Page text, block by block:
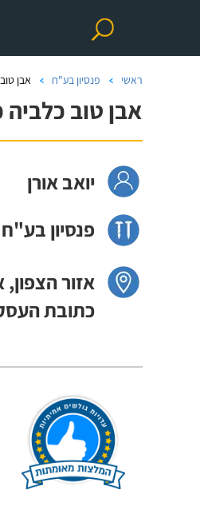
ראשי פנסיון בע"ח אבן
אבן טוב
יואב אורן
פנסיון בע"ח
אזור
כתובת העסק: משק